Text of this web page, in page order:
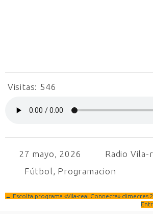
Visitas: 546
27 mayo, 2026
Radio Vila-
Fútbol, Programacion
← Escolta programa «Vila-real Connecta» dimecres